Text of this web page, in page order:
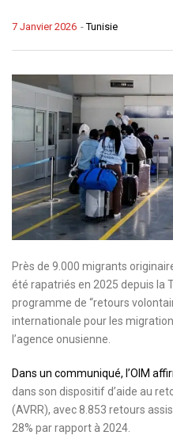
-Tunisie
7 Janvier 2026
Près de 9.000 migrants
été rapatriés en 2025 depuis la
programme de “retours
internationale pour les
l’agence onusienne.
Dans un communiqué, l’OIM
dans son dispositif d’aide au
(AVRR), avec 8.853 retours
28% par rapport à 2024.